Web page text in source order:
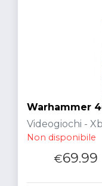
Warhammer
Videogiochi -
Non disponibile
€69.99